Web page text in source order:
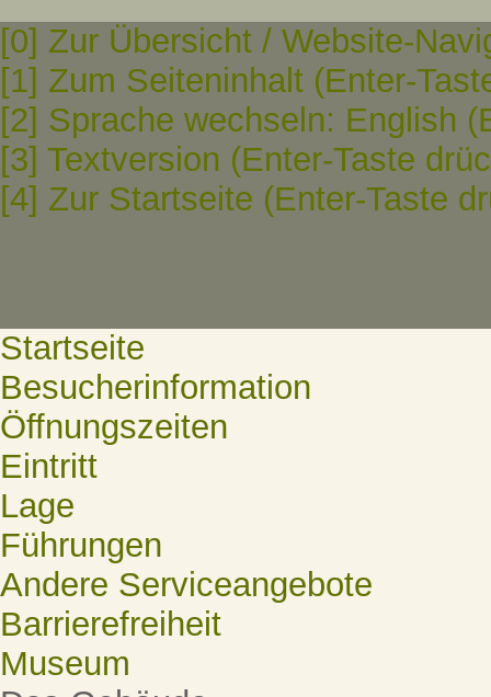
[0] Zur Übersicht / Website-
[1] Zum Seiteninhalt (Enter-
[2] Sprache wechseln: English
[3] Textversion (Enter-Taste
[4] Zur Startseite (Enter-Taste
Startseite
Besucherinformation
Öffnungszeiten
Eintritt
Lage
Führungen
Andere Serviceangebote
Barrierefreiheit
Museum